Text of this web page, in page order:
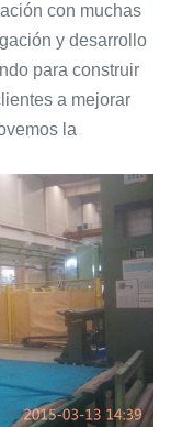
con muchas
y desarrollo
para construir
a mejorar
la